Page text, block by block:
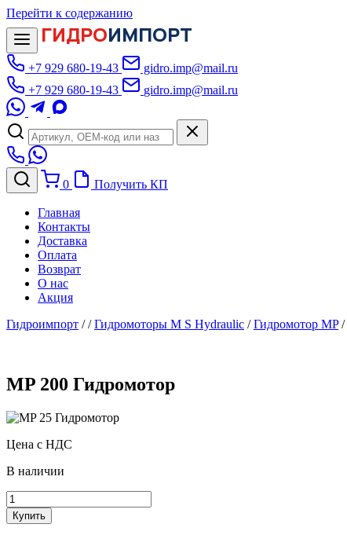
Перейти к содержанию
ГИДРОИМПОРТ
+7 929 680-19-43
gidro.imp@mail.ru
+7 929 680-19-43
gidro.imp@mail.ru
0 Получить КП
Главная
Контакты
Доставка
Оплата
Возврат
О нас
Акция
Гидроимпорт //Гидромоторы M S Hydraulic /Гидромотор MP/
MP 200 Гидромотор
Цена с НДС
В наличии
Купить